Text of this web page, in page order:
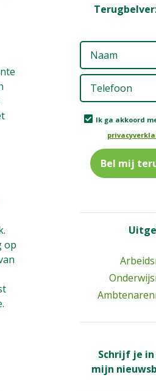
op
Ik ga akkoord
Schrijf je
mijn